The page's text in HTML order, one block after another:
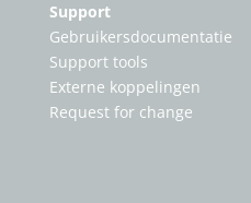
Support
Gebruikersdocumentatie
Support tools
Externe koppelingen
Request for change